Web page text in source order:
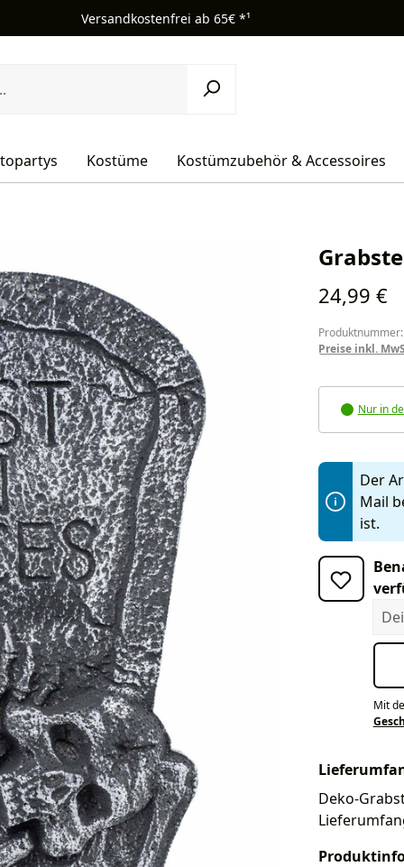
Versandkostenfrei ab 65€ *¹
Kostüme Kostümzubehör & Accessoires
Regulärer
24,99 €
Preise inkl.
Nur in
Der
Mail
ist.
Mit
Deko-